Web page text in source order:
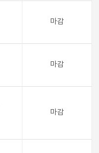
마감
마감
마감